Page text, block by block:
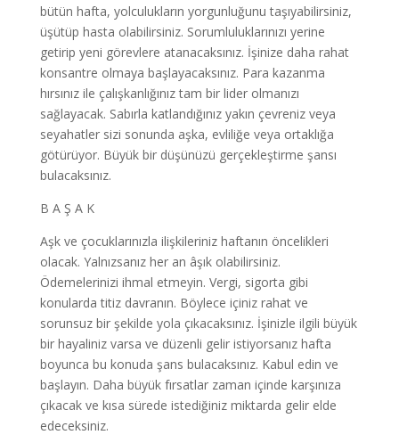
bütün hafta, yolculukların yorgunluğunu taşıyabilirsiniz,
üşütüp hasta olabilirsiniz. Sorumluluklarınızı yerine
getirip yeni görevlere atanacaksınız. İşinize daha rahat
konsantre olmaya başlayacaksınız. Para kazanma
hırsınız ile çalışkanlığınız tam bir lider olmanızı
sağlayacak. Sabırla katlandığınız yakın çevreniz veya
seyahatler sizi sonunda aşka, evliliğe veya ortaklığa
götürüyor. Büyük bir düşünüzü gerçekleştirme şansı
bulacaksınız.
B A Ş A K
Aşk ve çocuklarınızla ilişkileriniz haftanın öncelikleri
olacak. Yalnızsanız her an âşık olabilirsiniz.
Ödemelerinizi ihmal etmeyin. Vergi, sigorta gibi
konularda titiz davranın. Böylece içiniz rahat ve
sorunsuz bir şekilde yola çıkacaksınız. İşinizle ilgili büyük
bir hayaliniz varsa ve düzenli gelir istiyorsanız hafta
boyunca bu konuda şans bulacaksınız. Kabul edin ve
başlayın. Daha büyük fırsatlar zaman içinde karşınıza
çıkacak ve kısa sürede istediğiniz miktarda gelir elde
edeceksiniz.